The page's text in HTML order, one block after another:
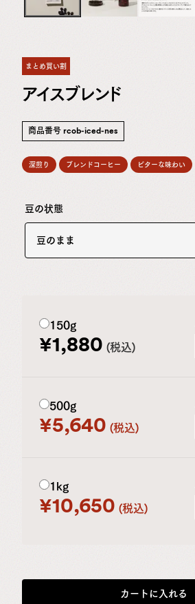
まとめ買い割
アイスブレンド
商品番号 rcob-iced-nes
深煎り ブレンドコーヒー ビターな味わい
豆の状態
豆のまま
150g
¥1,880 税込
500g
¥5,640 税込
1kg
¥10,650 税込
カートに入れる